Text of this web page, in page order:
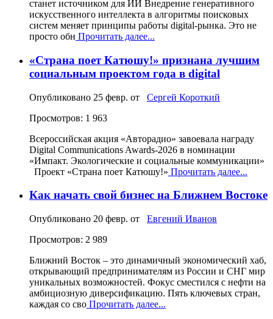
станет источником для ИИ Внедрение генеративного
искусственного интеллекта в алгоритмы поисковых
систем меняет принципы работы digital-рынка. Это не
просто обн Прочитать далее...
«Страна поет Катюшу!» признана лучшим
социальным проектом года в digital
Опубликовано 25 февр. от Сергей Короткий
Просмотров: 1 963
Всероссийская акция «Авторадио» завоевала награду
Digital Communications Awards-2026 в номинации
«Импакт. Экологические и социальные коммуникации»
Проект «Страна поет Катюшу!» Прочитать далее...
Как начать свой бизнес на Ближнем Востоке
Опубликовано 20 февр. от Евгений Иванов
Просмотров: 2 989
Ближний Восток – это динамичный экономический хаб,
открывающий предпринимателям из России и СНГ мир
уникальных возможностей. Фокус сместился с нефти на
амбициозную диверсификацию. Пять ключевых стран,
каждая со сво Прочитать далее...